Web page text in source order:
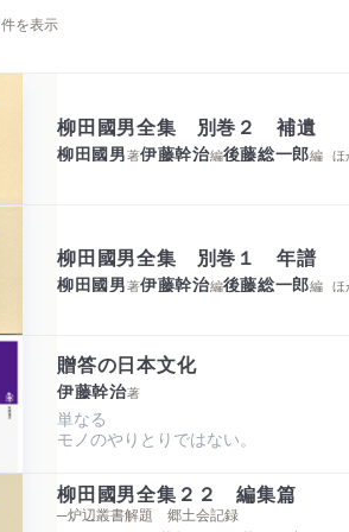
件を表示
柳田國男全集 別巻２ 補遺
柳田國男著伊藤幹治編後藤総一郎編 ほ
柳田國男全集 別巻１ 年譜
柳田國男著伊藤幹治編後藤総一郎編 ほ
贈答の日本文化
伊藤幹治著
単なる
モノのやりとりではない。
柳田國男全集２２ 編集篇
─炉辺叢書解題 郷土会記録